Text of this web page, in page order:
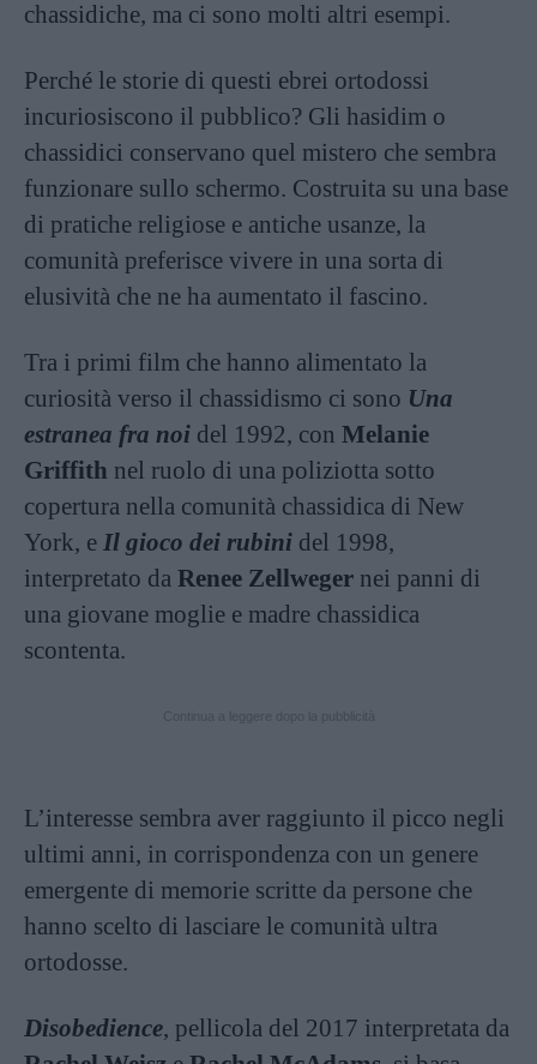
chassidiche, ma ci sono molti altri esempi.
Perché le storie di questi ebrei ortodossi
incuriosiscono il pubblico? Gli hasidim o
chassidici conservano quel mistero che sembra
funzionare sullo schermo. Costruita su una base
di pratiche religiose e antiche usanze, la
comunità preferisce vivere in una sorta di
elusività che ne ha aumentato il fascino.
Tra i primi film che hanno alimentato la
curiosità verso il chassidismo ci sono Una
estranea fra noi del 1992, con Melanie
Griffith nel ruolo di una poliziotta sotto
copertura nella comunità chassidica di New
York, e Il gioco dei rubini del 1998,
interpretato da Renee Zellweger nei panni di
una giovane moglie e madre chassidica
scontenta.
L’interesse sembra aver raggiunto il picco negli
ultimi anni, in corrispondenza con un genere
emergente di memorie scritte da persone che
hanno scelto di lasciare le comunità ultra
ortodosse.
Disobedience, pellicola del 2017 interpretata da